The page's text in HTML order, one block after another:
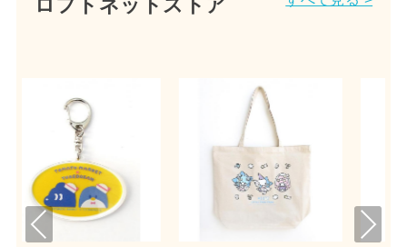
ロフトネットストア
Pre
Nex